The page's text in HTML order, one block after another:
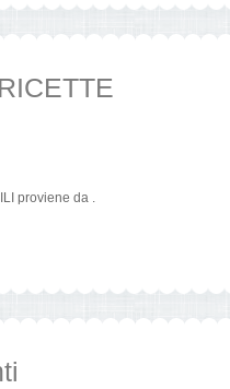
proviene da .